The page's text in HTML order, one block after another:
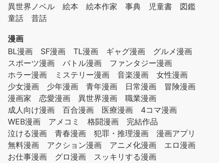
異世界ノベル
絵本 絵本作家 事典 児童書
図鑑
童話
昔話
漫画
BL漫画
SF漫画 TL漫画 ギャグ漫画
グルメ漫画
スポーツ漫画
バトル漫画
ファンタジー漫画
ホラー漫画
ミステリー漫画 音楽漫画
女性漫画
少女漫画
少年漫画 青年漫画 日常漫画
冒険漫画
漫画家
恋愛漫画 異世界漫画
職業漫画
成人向け漫画
百合漫画 医療漫画
4コマ漫画
WEB漫画
アメコミ 格闘漫画
完結作品
泣ける漫画
青春漫画 犯罪・推理漫画
漫画アプリ
無料漫画
アクション漫画 アニメ化漫画
エロ漫画
お仕事漫画
グロ漫画
スッキリする漫画